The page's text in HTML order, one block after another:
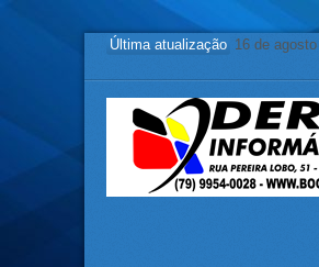
Última atualização 16 de